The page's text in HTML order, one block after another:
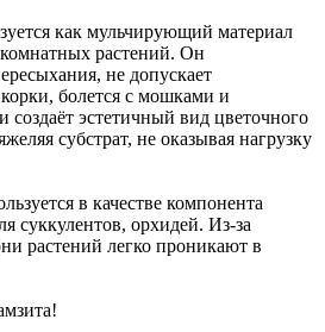
как мульчирующий материал
растений. Он
не допускает
болется с мошками и
эстетичный вид цветочного
субстрат, не оказывая нагрузку
в качестве компонента
суккулентов, орхидей. Из-за
растений легко проникают в